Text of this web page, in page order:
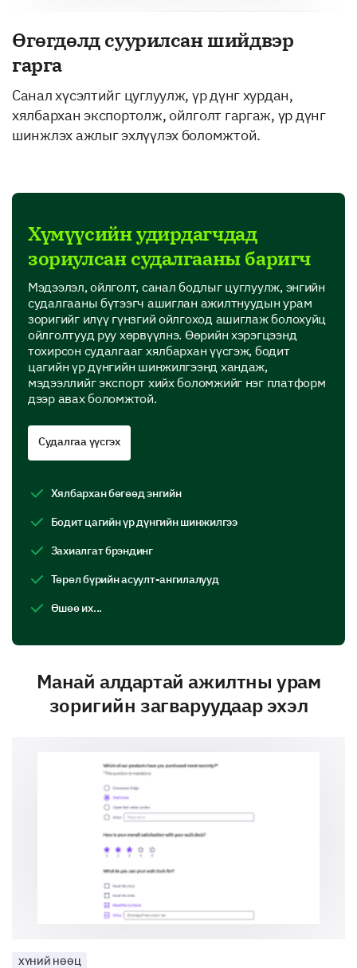
Өгөгдөлд суурилсан шийдвэр
гарга
Санал хүсэлтийг цуглуулж, үр дүнг хурдан,
хялбархан экспортолж, ойлголт гаргаж, үр дүнг
шинжлэх ажлыг эхлүүлэх боломжтой.
Хүмүүсийн удирдагчдад
зориулсан судалгааны баригч
Мэдээлэл, ойлголт, санал бодлыг цуглуулж, энгийн
судалгааны бүтээгч ашиглан ажилтнуудын урам
зоригийг илүү гүнзгий ойлгоход ашиглаж болохуйц
ойлголтууд руу хөрвүүлнэ. Өөрийн хэрэгцээнд
тохирсон судалгааг хялбархан үүсгэж, бодит
цагийн үр дүнгийн шинжилгээнд хандаж,
мэдээллийг экспорт хийх боломжийг нэг платформ
дээр авах боломжтой.
Судалгаа үүсгэх
Хялбархан бөгөөд энгийн
Бодит цагийн үр дүнгийн шинжилгээ
Захиалгат брэндинг
Төрөл бүрийн асуулт-ангилалууд
Өшөө их...
Манай алдартай ажилтны урам
зоригийн загваруудаар эхэл
ХҮНИЙ НӨӨЦ